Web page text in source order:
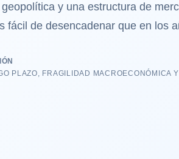
y una estructura de
fácil de desencadenar que en los
PLAZO, FRAGILIDAD MACROECONÓMICA